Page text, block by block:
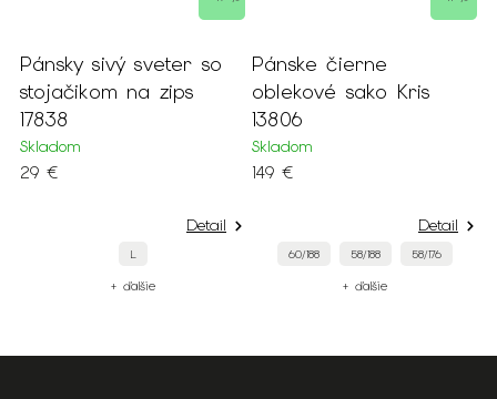
Pánsky sivý sveter so
stojačikom na zips
17838
Skladom
29 €
Detail
L
+ ďalšie
Pánske čierne
oblekové sako Kris
13806
Skladom
149 €
Detail
60/188 58/188 58/176
+ ďalšie